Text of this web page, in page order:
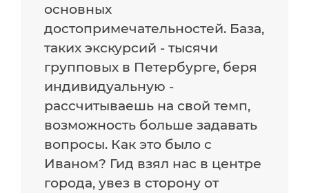
основных
достопримечательностей. База,
таких экскурсий - тысячи
групповых в Петербурге, беря
индивидуальную -
рассчитываешь на свой темп,
возможность больше задавать
вопросы. Как это было с
Иваном? Гид взял нас в центре
города, увез в сторону от